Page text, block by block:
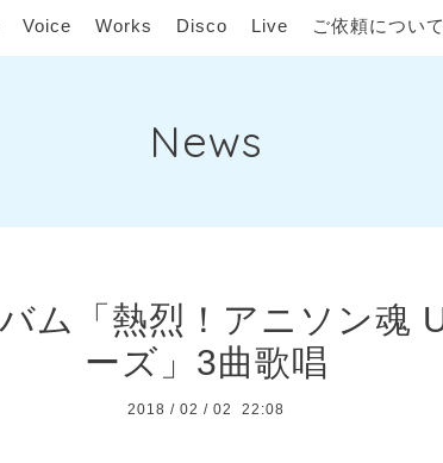
Voice Works Disco Live ご依頼について
News
ム「熱烈！アニソン魂
ーズ」3曲歌唱
2018 / 02 / 02 22:08